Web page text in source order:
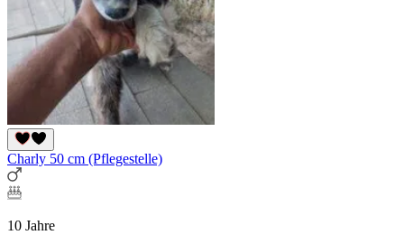
Charly 50 cm (Pflegestelle)
10 Jahre